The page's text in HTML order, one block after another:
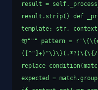
result =
result.strip() def
template: str,
句""" pattern =
expected =